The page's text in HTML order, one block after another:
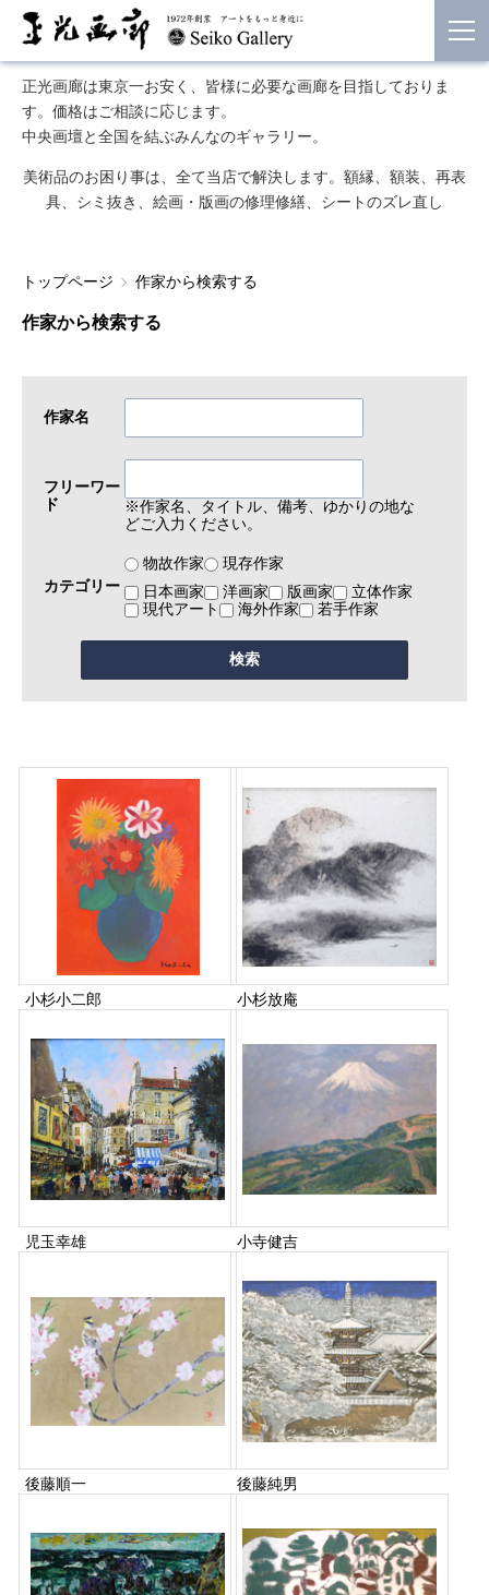
正光画廊は東京一お安く、皆様に必要な画廊を目指しておりま
す。価格はご相談に応じます。
中央画壇と全国を結ぶみんなのギャラリー。
美術品のお困り事は、全て当店で解決します。額縁、額装、再表
具、シミ抜き、絵画・版画の修理修繕、シートのズレ直し
トップページ 作家から検索する
作家から検索する
作家名
フリーワー
ド
※作家名、タイトル、備考、ゆかりの地な
どご入力ください。
カテゴリー
物故作家
現存作家
日本画家
洋画家 版画家
立体作家
現代アート
海外作家 若手作家
小杉小二郎 小杉放庵
児玉幸雄 小寺健吉
後藤順一 後藤純男